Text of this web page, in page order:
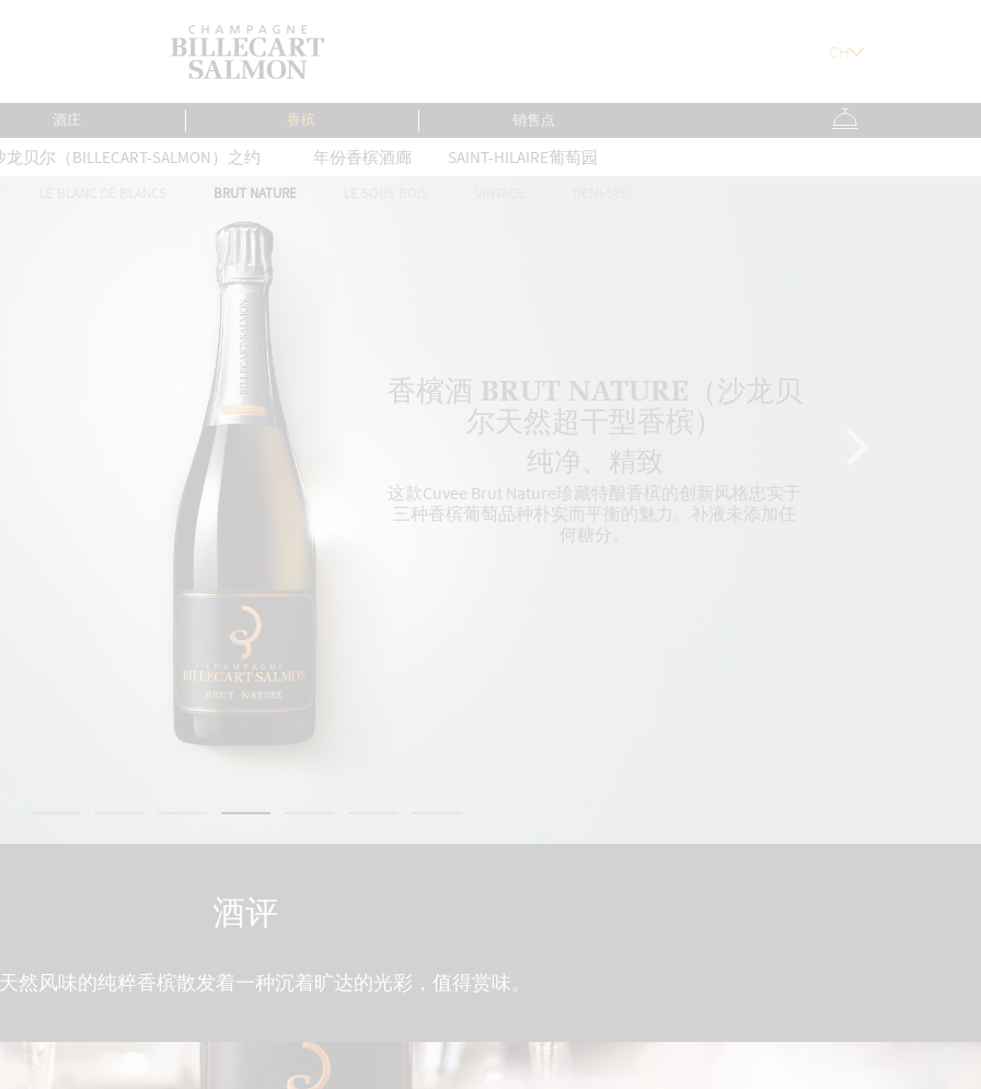
酒庄 香槟 销售点
龙贝尔（BILLECART-SALMON）之约 年份香槟酒廊 SAINT-HILAIRE葡萄园
BRUT NATURE
香檳酒 BRUT NATURE（沙龙贝
尔天然超干型香槟）
纯净、精致
这款Cuvee Brut Nature珍藏特酿香槟的创新风格忠实于
三种香槟葡萄品种朴实而平衡的魅力。补液未添加任
何糖分。
酒评
然风味的纯粹香槟散发着一种沉着旷达的光彩，值得赏味。